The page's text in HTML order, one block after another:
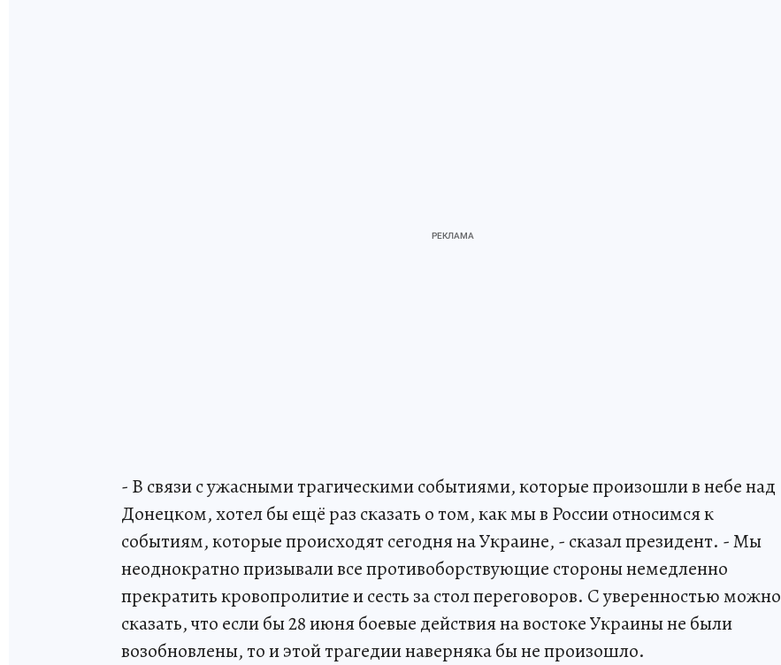
- В связи с ужасными трагическими событиями, которые произошли в небе над
Донецком, хотел бы ещё раз сказать о том, как мы в России относимся к
событиям, которые происходят сегодня на Украине, - сказал президент. - Мы
неоднократно призывали все противоборствующие стороны немедленно
прекратить кровопролитие и сесть за стол переговоров. С уверенностью можно
сказать, что если бы 28 июня боевые действия на востоке Украины не были
возобновлены, то и этой трагедии наверняка бы не произошло.